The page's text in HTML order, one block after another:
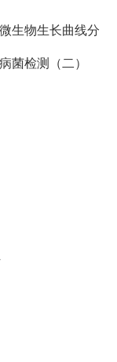
生物生长曲线分
菌检测（二）